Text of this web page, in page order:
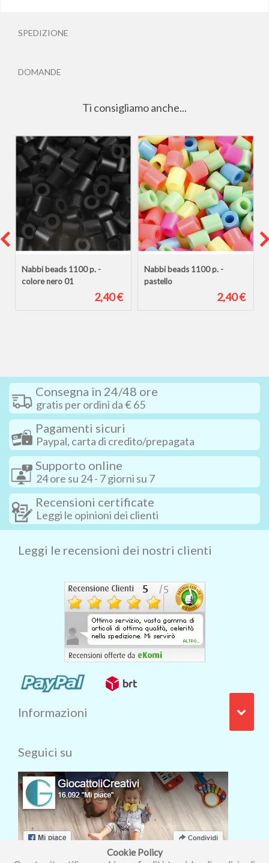
Cookie Policy
SPEDIZIONE
DOMANDE
Ti consigliamo anche...
Nabbi beads 1100 p. -
colore nero 01
2,40 €
Nabbi beads 1100 p. -
pastello
2,40 €
Consegna in 24/48 ore
gratis per ordini da € 65
Pagamenti sicuri
Paypal, carta di credito/prepagata
Supporto online
24 ore su 24 - 7 giorni su 7
Recensioni certificate
Leggi le opinioni dei clienti
Leggi le recensioni dei nostri clienti
Informazioni
Seguici su